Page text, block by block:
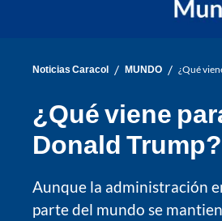
Noticias Caracol / MUNDO / ¿Qué
¿Qué viene
Donald Trump?
Aunque la administración
parte del mundo se